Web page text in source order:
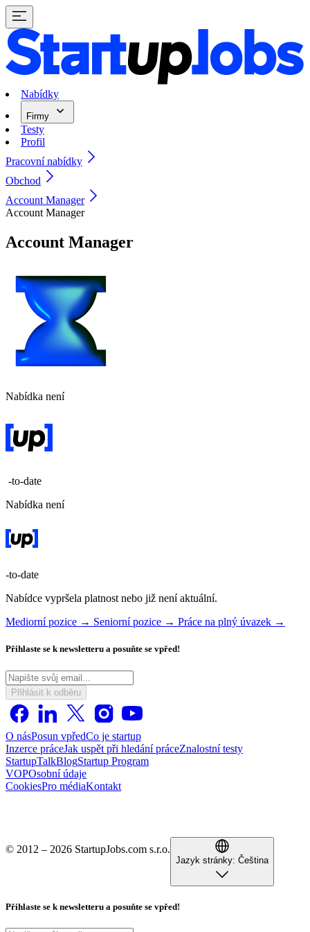
Nabídky
Firmy
Testy
Profil
Pracovní nabídky
Obchod
Account Manager
Account Manager
Account Manager
Nabídka není
-to-date
Nabídka není
-to-date
Nabídce vypršela platnost nebo již není aktuální.
Mediorní pozice → Seniorní pozice → Práce na plný úvazek →
Přihlaste se k newsletteru a posuňte se vpřed!
Přihlásit k odběru
O násPosun vpředCo je startup
Inzerce práceJak uspět při hledání práceZnalostní testy
StartupTalkBlogStartup Program
VOPOsobní údaje
CookiesPro médiaKontakt
© 2012 – 2026 StartupJobs.com s.r.o.
Jazyk stránky: Čeština
Přihlaste se k newsletteru a posuňte se vpřed!